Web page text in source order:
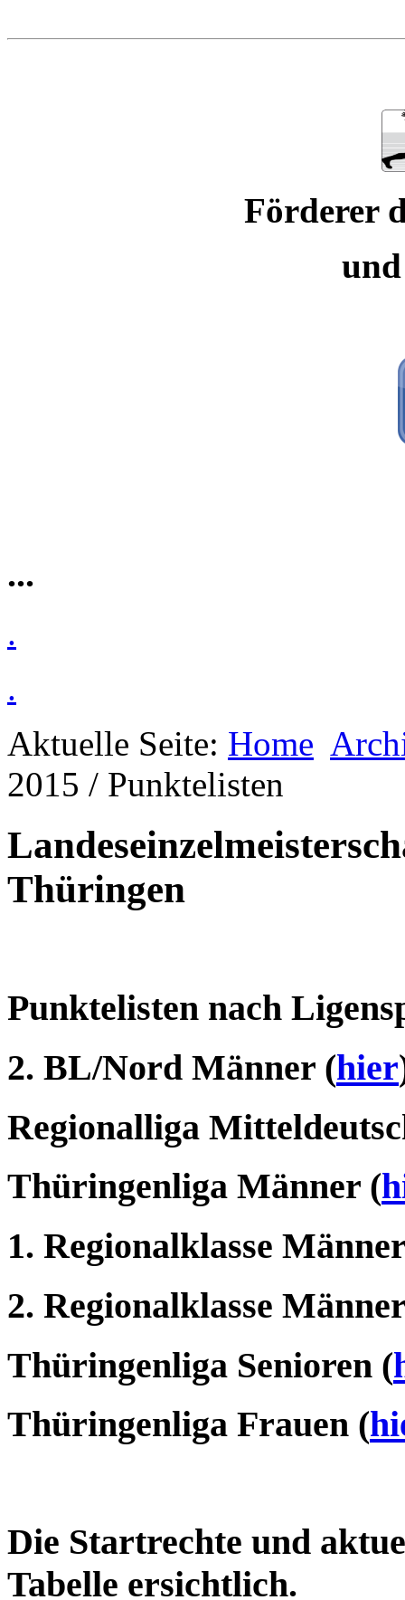
Förderer
...
.
.
Aktuelle Seite: Home
2015 / Punktelisten
Thüringen
Punktelisten nach
2. BL/Nord Männer (hier
Regionalliga
Thüringenliga Männer (
1. Regionalklasse
2. Regionalklasse
Thüringenliga Senioren (
Thüringenliga Frauen (
Die Startrechte und
Tabelle ersichtlich.